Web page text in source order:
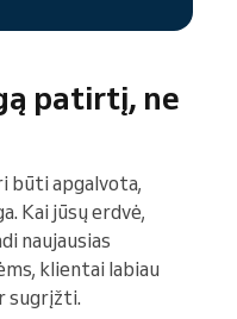
patirtį, ne
būti apgalvota,
Kai jūsų erdvė,
naujausias
klientai labiau
sugrįžti.